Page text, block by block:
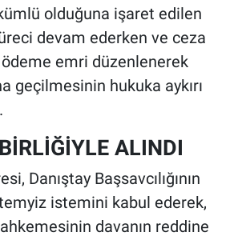
olduğuna işaret edilen
devam ederken ve ceza
emri düzenlenerek
geçilmesinin hukuka aykırı
ALINDI
Danıştay Başsavcılığının
istemini kabul ederek,
davanın reddine